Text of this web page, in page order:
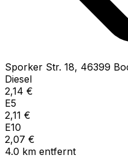
Sporker Str. 18, 46399
Diesel
2,14 €
E5
2,11 €
E10
2,07 €
4.0 km entfernt